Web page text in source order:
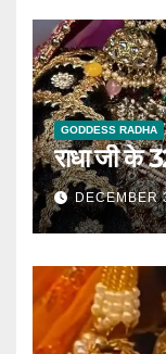
GODDESS RADHA
राधा जी के